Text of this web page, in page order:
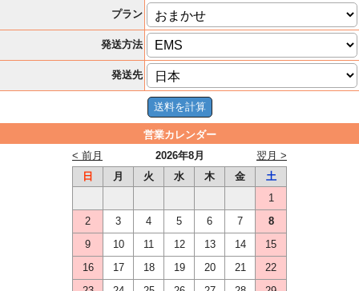
プラン
発送方法
発送先
営業カレンダー
2026年8月
< 前月
翌月 >
日
月 火 水 木 金
土
1
2
3 4 5 6 7
8
9
10 11 12 13 14
15
16
17 18 19 20 21
22